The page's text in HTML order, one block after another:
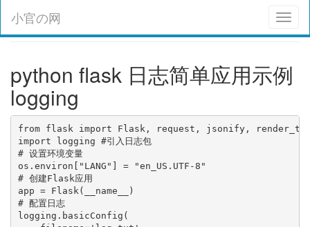
小官の网
python flask 日志简单应用示例
logging
from flask import Flask, request, jsonify,
import logging #引入日志包
# 设置环境变量
os.environ["LANG"] = "en_US.UTF-8"
# 创建Flask应用
app = Flask(__name__)
# 配置日志
logging.basicConfig(